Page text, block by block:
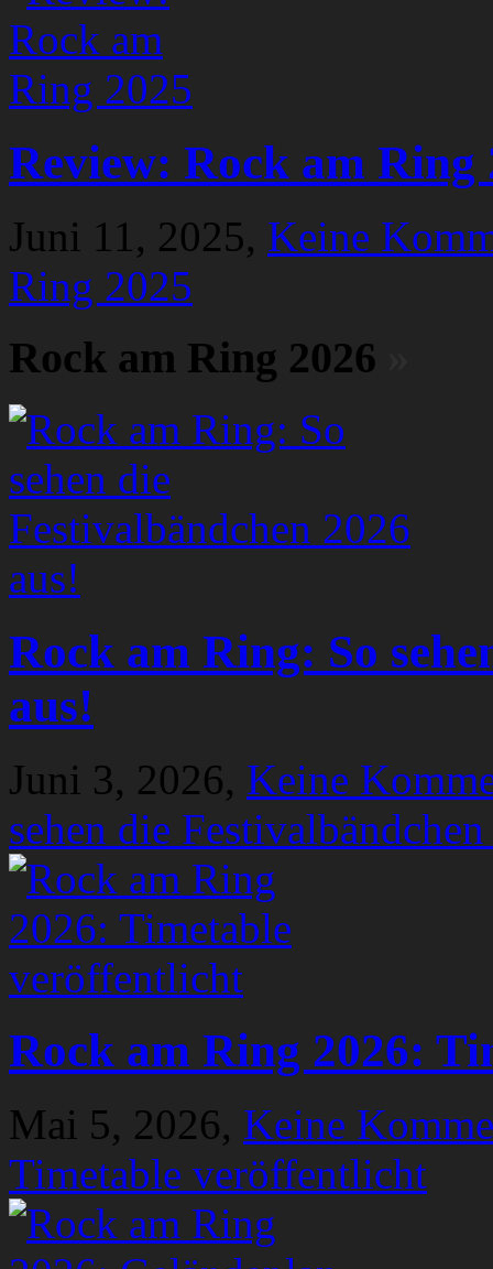
Review: Rock am Ring
Juni 11, 2025, Keine
Ring 2025
Rock am Ring 2026
Rock am Ring: So
aus!
Juni 3, 2026, Keine
sehen die
Rock am Ring 2026:
Mai 5, 2026, Keine
Timetable veröffentlicht